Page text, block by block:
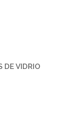
DE VIDRIO